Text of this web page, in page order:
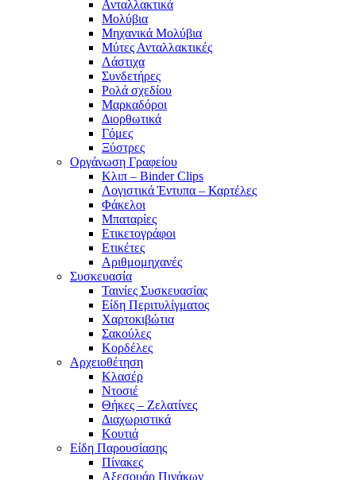
Ανταλλακτικά
Μολύβια
Μηχανικά Μολύβια
Μύτες Ανταλλακτικές
Λάστιχα
Συνδετήρες
Ρολά σχεδίου
Μαρκαδόροι
Διορθωτικά
Γόμες
Ξύστρες
Οργάνωση Γραφείου
Κλιπ – Binder Clips
Λογιστικά Έντυπα – Καρτέλες
Φάκελοι
Μπαταρίες
Ετικετογράφοι
Ετικέτες
Αριθμομηχανές
Συσκευασία
Ταινίες Συσκευασίας
Είδη Περιτυλίγματος
Χαρτοκιβώτια
Σακούλες
Κορδέλες
Αρχειοθέτηση
Κλασέρ
Ντοσιέ
Θήκες – Ζελατίνες
Διαχωριστικά
Κουτιά
Είδη Παρουσίασης
Πίνακες
Αξεσουάρ Πινάκων